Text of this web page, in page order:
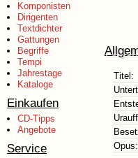
Komponisten
Dirigenten
Textdichter
Gattungen
Begriffe
Tempi
Jahrestage
Kataloge
Einkaufen
CD-Tipps
Angebote
Service
Titel:
Opus: